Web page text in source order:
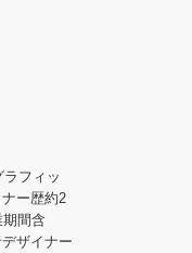
フィッ
ー歴約2
間含
ザイナー